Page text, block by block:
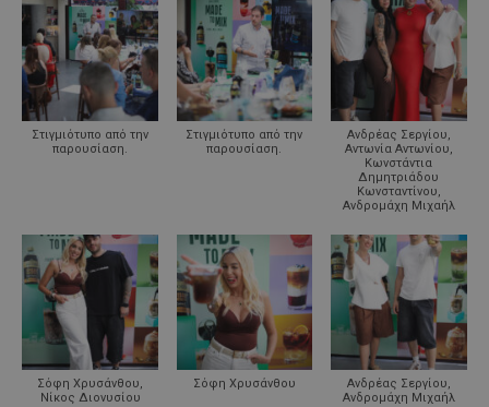
Στιγμιότυπο από την
παρουσίαση.
Στιγμιότυπο από την
παρουσίαση.
Ανδρέας Σεργίου,
Αντωνία Αντωνίου,
Κωνστάντια
Δημητριάδου
Κωνσταντίνου,
Ανδρομάχη Μιχαήλ
Σόφη Χρυσάνθου,
Νίκος Διονυσίου
Σόφη Χρυσάνθου
Ανδρέας Σεργίου,
Ανδρομάχη Μιχαήλ